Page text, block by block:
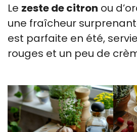
Le zeste de citron ou
une fraîcheur
est parfaite en été,
rouges et un peu de